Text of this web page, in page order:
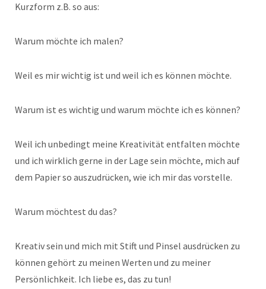
Kurzform z.B. so aus:
Warum möchte ich malen?
Weil es mir wichtig ist und weil ich es können möchte.
Warum ist es wichtig und warum möchte ich es können?
Weil ich unbedingt meine Kreativität entfalten möchte
und ich wirklich gerne in der Lage sein möchte, mich auf
dem Papier so auszudrücken, wie ich mir das vorstelle.
Warum möchtest du das?
Kreativ sein und mich mit Stift und Pinsel ausdrücken zu
können gehört zu meinen Werten und zu meiner
Persönlichkeit. Ich liebe es, das zu tun!